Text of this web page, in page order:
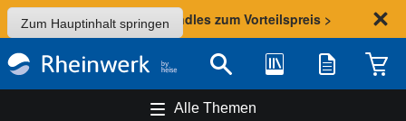
Zum Hauptinhalt springen
Sommer-Aktion: Bundles zum Vorteilspreis >
Suche Bibliothek Merkliste
Alle Themen